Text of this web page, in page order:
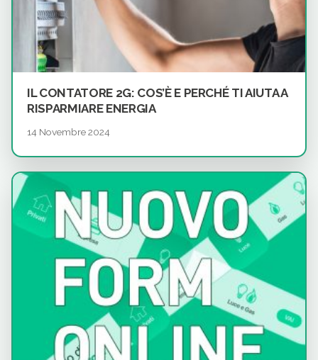
IL CONTATORE 2G: COS’È E PERCHÉ TI AIUTA A
RISPARMIARE ENERGIA
14 Novembre 2024